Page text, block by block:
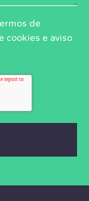
de
cookies e aviso